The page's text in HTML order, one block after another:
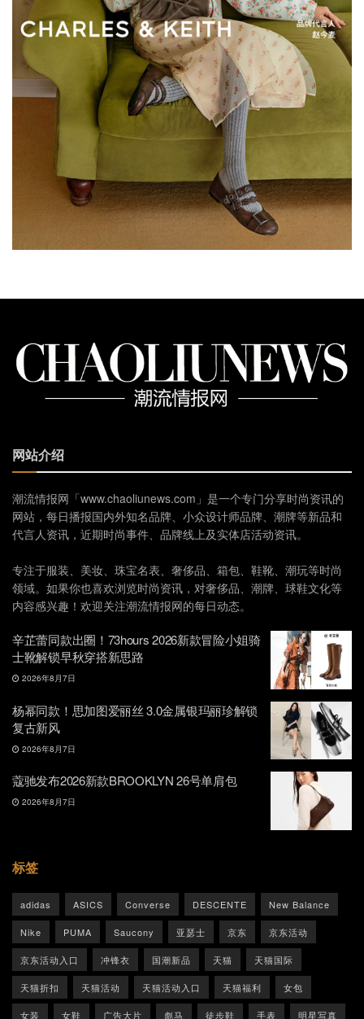
网站介绍
潮流情报网「www.chaoliunews.com」是一个专门分享时尚资讯的
网站，每日播报国内外知名品牌、小众设计师品牌、潮牌等新品和
代言人资讯，近期时尚事件、品牌线上及实体店活动资讯。
专注于服装、美妆、珠宝名表、奢侈品、箱包、鞋靴、潮玩等时尚
领域。如果你也喜欢浏览时尚资讯，对奢侈品、潮牌、球鞋文化等
内容感兴趣！欢迎关注潮流情报网的每日动态。
辛芷蕾同款出圈！73hours 2026新款冒险小姐骑
士靴解锁早秋穿搭新思路
2026年8月7日
杨幂同款！思加图爱丽丝 3.0金属银玛丽珍解锁
复古新风
2026年8月7日
蔻驰发布2026新款BROOKLYN 26号单肩包
2026年8月7日
标签
adidas ASICS Converse DESCENTE New Balance
Nike PUMA Saucony 亚瑟士 京东 京东活动
京东活动入口 冲锋衣 国潮新品 天猫 天猫国际
天猫折扣 天猫活动 天猫活动入口 天猫福利 女包
女装 女鞋 广告大片 彪马 徒步鞋 手表 明星写真